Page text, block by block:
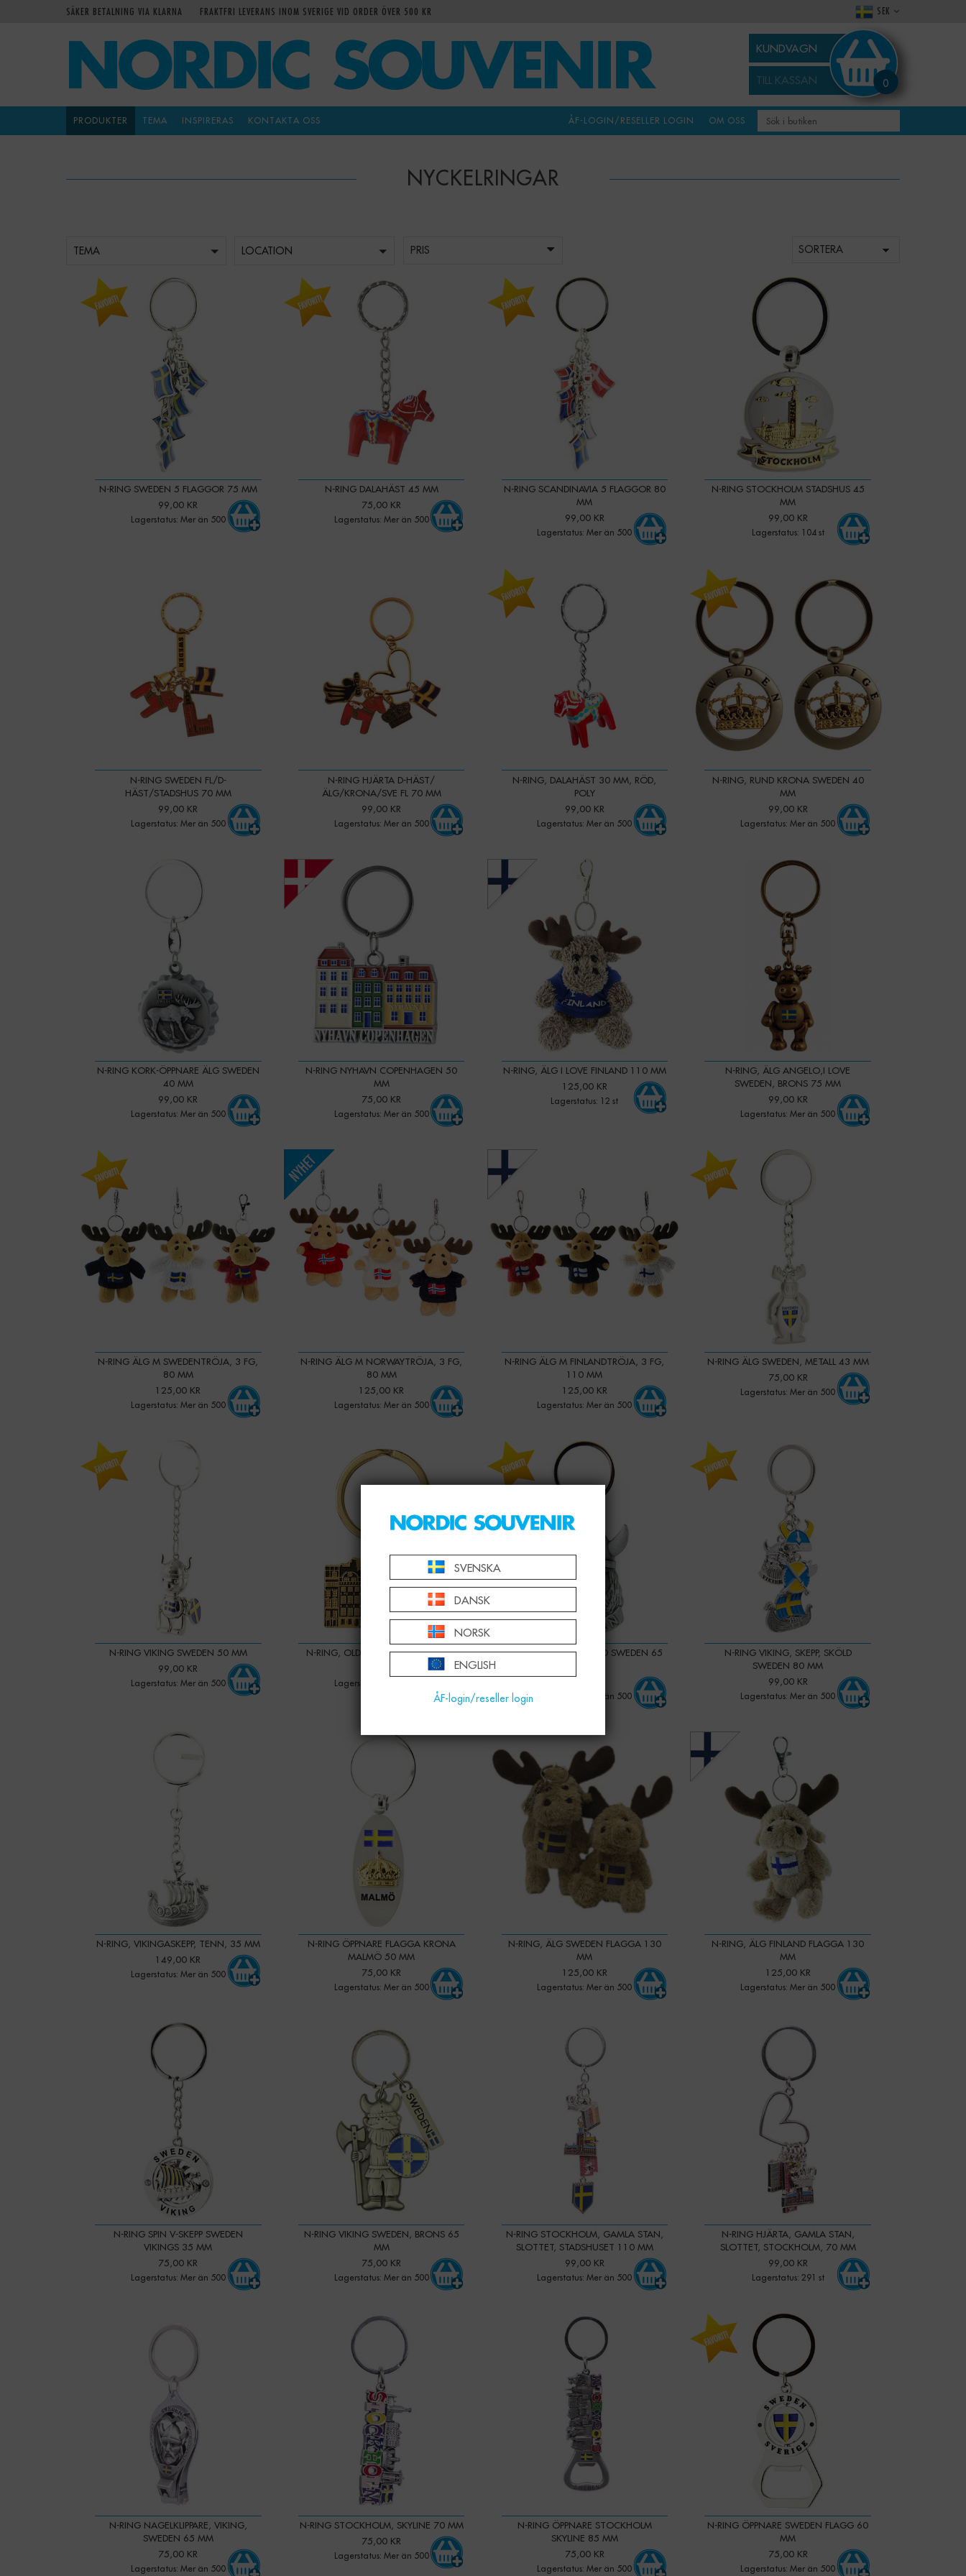
SÄKER BETALNING VIA KLARNA FRAKTFRI LEVERANS INOM SVERIGE VID ORDER ÖVER 500 KR
KUNDVAGN
0
TILL KASSAN
PRODUKTER TEMA INSPIRERAS OM OSS
ÅF-LOGIN/RESELLER LOGIN
KONTAKTA OSS
SEK
NYCKELRINGAR
TEMA LOCATION PRIS
N-RING SWEDEN 5 FLAGGOR 75 MM
99,00 KR
Lagerstatus: Mer än 500
Qty: -
N-RING DALAHÄST 45 MM
75,00 KR
Lagerstatus: Mer än 500
Qty: +
-
N-RING SCANDINAVIA 5 FLAGGOR 80
MM
99,00 KR
Lagerstatus: Mer än 500
Qty: -
N-RING STOCKHOLM STADSHUS 45
MM
99,00 KR
Lagerstatus: 104 st
+
N-RING SWEDEN FL/D-
HÄST/STADSHUS 70 MM
99,00 KR
Lagerstatus: Mer än 500
N-RING HJÄRTA D-HÄST/
ÄLG/KRONA/SVE FL 70 MM
99,00 KR
Lagerstatus: Mer än 500
N-RING, DALAHÄST 30 MM, RÖD,
POLY
99,00 KR
Lagerstatus: Mer än 500
Qty: +
-
N-RING, RUND KRONA SWEDEN 40
MM
99,00 KR
Lagerstatus: Mer än 500
Qty: -
N-RING KORK-ÖPPNARE ÄLG SWEDEN
40 MM
99,00 KR
Lagerstatus: Mer än 500
N-RING NYHAVN COPENHAGEN 50
MM
75,00 KR
Lagerstatus: Mer än 500
+
-
N-RING, ÄLG I LOVE FINLAND 110 MM
125,00 KR
Lagerstatus: 12 st
+
N-RING, ÄLG ANGELO,I LOVE
SWEDEN, BRONS 75 MM
99,00 KR
Lagerstatus: Mer än 500
+
N-RING ÄLG M SWEDENTRÖJA, 3 FG,
80 MM
125,00 KR
Lagerstatus: Mer än 500
Qty: -
N-RING ÄLG M NORWAYTRÖJA, 3 FG,
80 MM
125,00 KR
Lagerstatus: Mer än 500
Qty: -
N-RING ÄLG M FINLANDTRÖJA, 3 FG,
110 MM
125,00 KR
Lagerstatus: Mer än 500
N-RING ÄLG SWEDEN, METALL 43 MM
75,00 KR
Lagerstatus: Mer än 500
Qty: -
N-RING VIKING SWEDEN 50 MM
99,00 KR
Lagerstatus: Mer än 500
Qty: -
N-RING, OLD TOWN SVART 40 MM
Lagerstatus: Mer än 500
+
N-RING VIKINGAHUVUD SWEDEN 65
Lagerstatus: Mer än 500
Qty: -
N-RING VIKING, SKEPP, SKÖLD
SWEDEN 80 MM
99,00 KR
Lagerstatus: Mer än 500
Qty: +
-
N-RING, VIKINGASKEPP, TENN, 35 MM
149,00 KR
Lagerstatus: Mer än 500
N-RING ÖPPNARE FLAGGA KRONA
MALMÖ 50 MM
75,00 KR
Lagerstatus: Mer än 500
N-RING, ÄLG SWEDEN FLAGGA 130
MM
125,00 KR
Lagerstatus: Mer än 500
Qty:
N-RING, ÄLG FINLAND FLAGGA 130
MM
125,00 KR
Lagerstatus: Mer än 500
+
N-RING SPIN V-SKEPP SWEDEN
VIKINGS 35 MM
75,00 KR
Lagerstatus: Mer än 500
N-RING VIKING SWEDEN, BRONS 65
MM
75,00 KR
Lagerstatus: Mer än 500
+
N-RING STOCKHOLM, GAMLA STAN,
SLOTTET, STADSHUSET 110 MM
99,00 KR
Lagerstatus: Mer än 500
+
N-RING HJÄRTA, GAMLA STAN,
SLOTTET, STOCKHOLM, 70 MM
99,00 KR
Lagerstatus: 291 st
+
N-RING NAGELKLIPPARE, VIKING,
SWEDEN 65 MM
75,00 KR
Lagerstatus: Mer än 500
N-RING STOCKHOLM, SKYLINE 70 MM
75,00 KR
Lagerstatus: Mer än 500
+
N-RING ÖPPNARE STOCKHOLM
SKYLINE 85 MM
75,00 KR
Lagerstatus: Mer än 500
+
N-RING ÖPPNARE SWEDEN FLAGG 60
MM
75,00 KR
Lagerstatus: Mer än 500
Qty: -
SVENSKA
DANSK
NORSK
ENGLISH
ÅF-login/reseller login